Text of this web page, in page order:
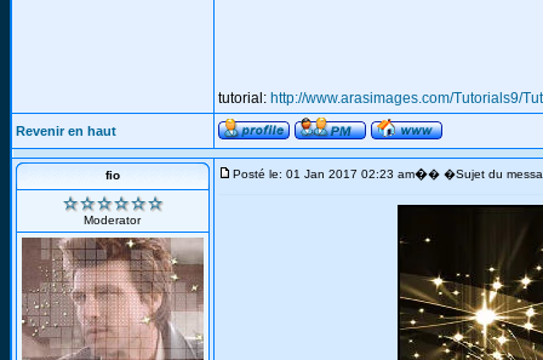
tutorial: http://www.arasimages.com/Tutorials9/
Revenir en haut
fio
Moderator
Posté le: 01 Jan 2017 02:23 am�� �Sujet du